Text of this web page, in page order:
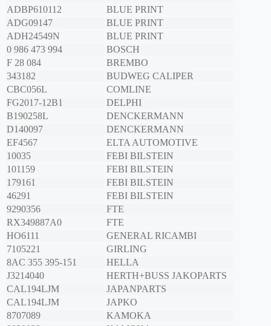
ADBP610112
BLUE PRINT
ADG09147
BLUE PRINT
ADH24549N
BLUE PRINT
0 986 473 994
BOSCH
F 28 084
BREMBO
343182
BUDWEG CALIPER
CBC056L
COMLINE
FG2017-12B1
DELPHI
B190258L
DENCKERMANN
D140097
DENCKERMANN
EF4567
ELTA AUTOMOTIVE
10035
FEBI BILSTEIN
101159
FEBI BILSTEIN
179161
FEBI BILSTEIN
46291
FEBI BILSTEIN
9290356
FTE
RX349887A0
FTE
HO6111
GENERAL RICAMBI
7105221
GIRLING
8AC 355 395-151
HELLA
J3214040
HERTH+BUSS JAKOPARTS
CAL194LJM
JAPANPARTS
CAL194LJM
JAPKO
8707089
KAMOKA